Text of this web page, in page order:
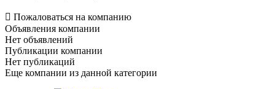
 Пожаловаться на компанию
Объявления компании
Нет объявлений
Публикации компании
Нет публикаций
Еще компании из данной категории